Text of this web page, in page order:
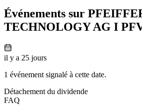
Événements sur
TECHNOLOGY AG I
il y a 25 jours
1 événement signalé à cette date.
Détachement du dividende
FAQ